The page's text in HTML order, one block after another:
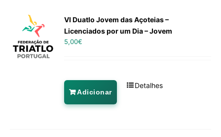
VI Duatlo Jovem das Açoteias –
Licenciados por um Dia – Jovem
5,00€
Adicionar
Detalhes